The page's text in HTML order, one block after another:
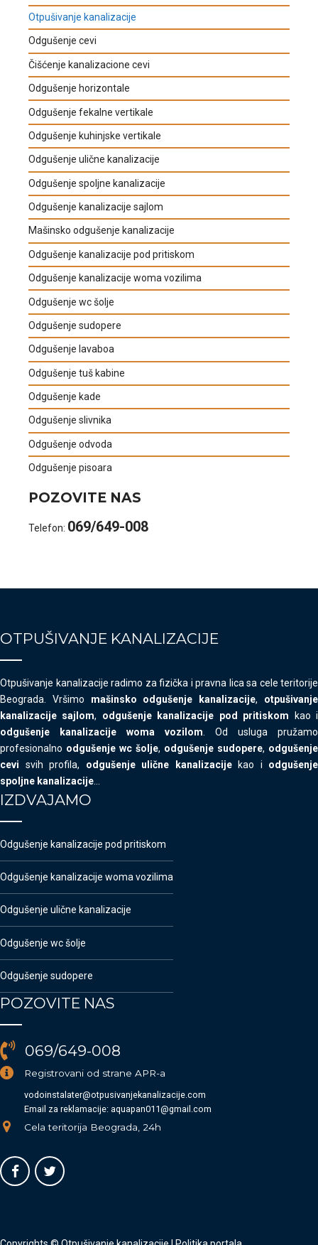
Otpušivanje kanalizacije
Odgušenje cevi
Čišćenje kanalizacione cevi
Odgušenje horizontale
Odgušenje fekalne vertikale
Odgušenje kuhinjske vertikale
Odgušenje ulične kanalizacije
Odgušenje spoljne kanalizacije
Odgušenje kanalizacije sajlom
Mašinsko odgušenje kanalizacije
Odgušenje kanalizacije pod pritiskom
Odgušenje kanalizacije woma vozilima
Odgušenje wc šolje
Odgušenje sudopere
Odgušenje lavaboa
Odgušenje tuš kabine
Odgušenje kade
Odgušenje slivnika
Odgušenje odvoda
Odgušenje pisoara
POZOVITE NAS
Telefon: 069/649-008
OTPUŠIVANJE KANALIZACIJE
Otpušivanje kanalizacije radimo za fizička i pravna lica sa cele teritorije
Beograda. Vršimo mašinsko odgušenje kanalizacije, otpušivanje
kanalizacije sajlom, odgušenje kanalizacije pod pritiskom kao i
odgušenje kanalizacije woma vozilom . Od usluga pružamo
profesionalno odgušenje wc šolje, odgušenje sudopere, odgušenje
cevi svih profila, odgušenje ulične kanalizacijekao i odgušenje
spoljne kanalizacije
IZDVAJAMO
Odgušenje kanalizacije pod pritiskom
Odgušenje kanalizacije woma vozilima
Odgušenje ulične kanalizacije
Odgušenje wc šolje
Odgušenje sudopere
POZOVITE NAS
069/649-008
Registrovani od strane APR-a
vodoinstalater@otpusivanjekanalizacije.com
Email za reklamacije: aquapan011@gmail.com
Cela teritorija Beograda, 24h